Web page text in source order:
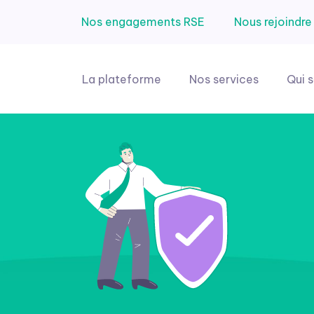
Nos engagements RSE Nous rejoindre
La plateforme Nos services Qui